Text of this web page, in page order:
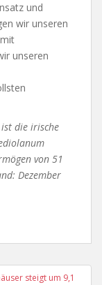
und
wir unseren
unseren
die irische
von 51
Dezember
steigt um 9,1